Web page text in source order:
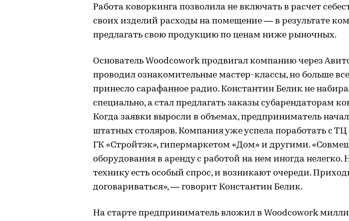
Работа коворкинга позволила не включать в расчет
своих изделий расходы на помещение — в результате
предлагать свою продукцию по ценам ниже рыночных.
Основатель Woodcowork продвигал компанию через
проводил ознакомительные мастер-классы, но больше
принесло сарафанное радио. Константин Белик не
специально, а стал предлагать заказы субарендаторам
Когда заявки выросли в объемах, предприниматель
штатных столяров. Компания уже успела поработать с ТЦ
ГК «Стройтэк», гипермаркетом «Дом» и другими.
оборудования в аренду с работой на нем иногда нелегко.
технику есть особый спрос, и возникают очереди.
договариваться», — говорит Константин Белик.
На старте предприниматель вложил в Woodcowork